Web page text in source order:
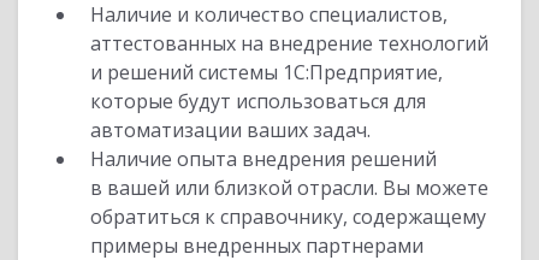
Наличие и количество специалистов,
аттестованных на внедрение технологий
и решений системы 1С:Предприятие,
которые будут использоваться для
автоматизации ваших задач.
Наличие опыта внедрения решений
в вашей или близкой отрасли. Вы можете
обратиться к справочнику, содержащему
примеры внедренных партнерами